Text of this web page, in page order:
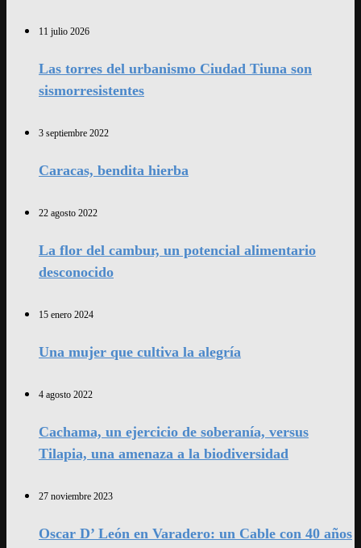
11 julio 2026
Las torres del urbanismo Ciudad Tiuna son
sismorresistentes
3 septiembre 2022
Caracas, bendita hierba
22 agosto 2022
La flor del cambur, un potencial alimentario
desconocido
15 enero 2024
Una mujer que cultiva la alegría
4 agosto 2022
Cachama, un ejercicio de soberanía, versus
Tilapia, una amenaza a la biodiversidad
27 noviembre 2023
Oscar D’ León en Varadero: un Cable con 40 años